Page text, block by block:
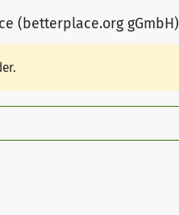
(betterplace.org gGmbH)